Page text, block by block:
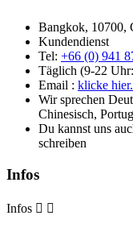
Bangkok, 10700,
Kundendienst
Tel: +66 (0) 941
Täglich (9-22
Email : klicke hier.
Wir sprechen
Chinesisch,
Du kannst uns
schreiben
Infos
Infos  